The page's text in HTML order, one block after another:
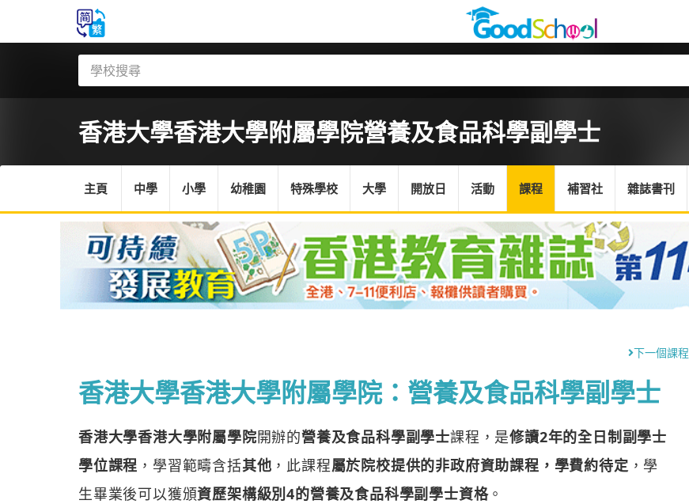
香港大學香港大學附屬學院營養及食品科學副學士
主頁 中學 小學 幼稚園 特殊學校 大學 開放日 活動 課程 補習社 雜誌書刊
下一個課程
香港大學香港大學附屬學院：營養及食品科學副學士
香港大學香港大學附屬學院開辦的營養及食品科學副學士課程，是修讀2年的全日制副學士
學位課程 ，學習範疇含括其他 ，此課程屬於院校提供的非政府資助課程，學費約待定 ，學
生畢業後可以獲頒資歷架構級別4的營養及食品科學副學士資格。